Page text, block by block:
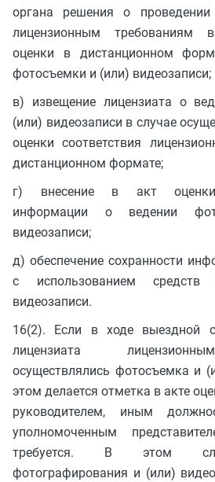
органа решения о проведении
лицензионным требованиям
оценки в дистанционном
фотосъемки и (или) видеозаписи;
в) извещение лицензиата о
(или) видеозаписи в случае
оценки соответствия
дистанционном формате;
г) внесение в акт оценки
информации о ведении
видеозаписи;
д) обеспечение сохранности
с использованием средств
видеозаписи.
16(2). Если в ходе выездной
лицензиата
осуществлялись фотосъемка и
этом делается отметка в акте
руководителем, иным
уполномоченным
требуется. В этом
фотографирования и (или)